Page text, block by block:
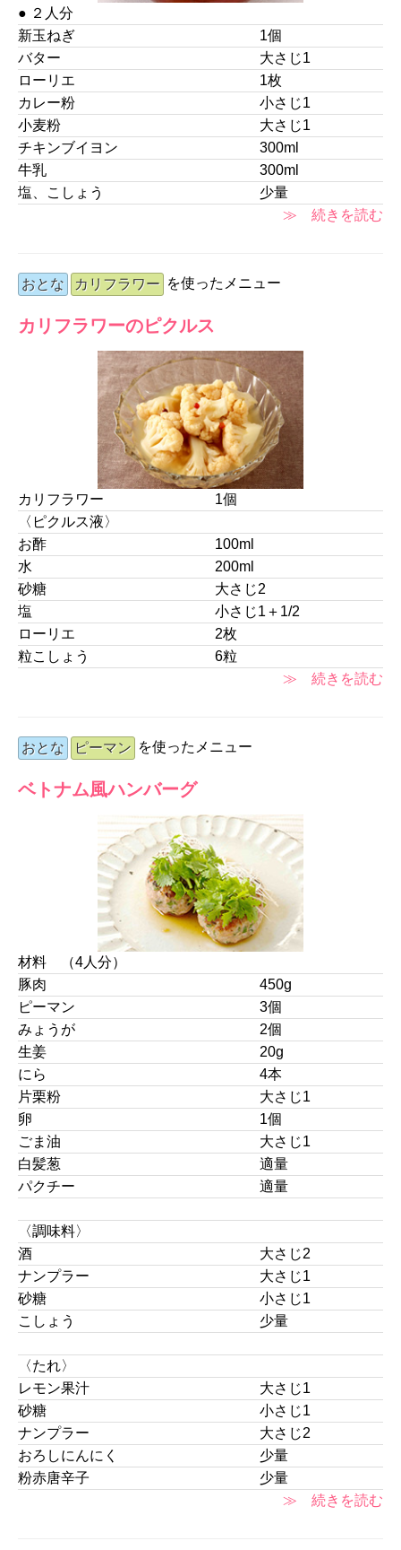
● ２人分
新玉ねぎ
1個
バター
大さじ1
ローリエ
1枚
カレー粉
小さじ1
小麦粉
大さじ1
チキンブイヨン
300ml
牛乳
300ml
塩、こしょう
少量
≫ 続きを読む
おとな カリフラワー を使ったメニュー
カリフラワーのピクルス
カリフラワー
1個
〈ピクルス液〉
お酢
100ml
水
200ml
砂糖
大さじ2
塩
小さじ1＋1/2
ローリエ
2枚
粒こしょう
6粒
≫ 続きを読む
おとな ピーマン を使ったメニュー
ベトナム風ハンバーグ
材料 （4人分）
豚肉
450g
ピーマン
3個
みょうが
2個
生姜
20g
にら
4本
片栗粉
大さじ1
卵
1個
ごま油
大さじ1
白髪葱
適量
パクチー
適量
〈調味料〉
酒
大さじ2
ナンプラー
大さじ1
砂糖
小さじ1
こしょう
少量
〈たれ〉
レモン果汁
大さじ1
砂糖
小さじ1
ナンプラー
大さじ2
おろしにんにく
少量
粉赤唐辛子
少量
≫ 続きを読む